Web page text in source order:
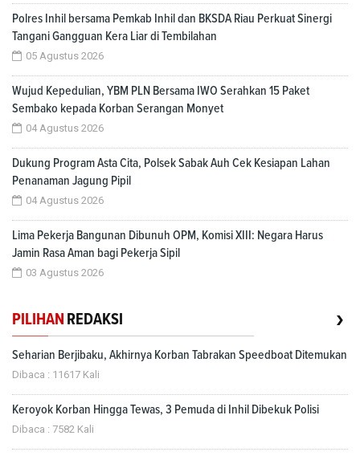
Polres Inhil bersama Pemkab Inhil dan BKSDA Riau Perkuat Sinergi
Tangani Gangguan Kera Liar di Tembilahan
05 Agustus 2026
Wujud Kepedulian, YBM PLN Bersama IWO Serahkan 15 Paket
Sembako kepada Korban Serangan Monyet
04 Agustus 2026
Dukung Program Asta Cita, Polsek Sabak Auh Cek Kesiapan Lahan
Penanaman Jagung Pipil
04 Agustus 2026
Lima Pekerja Bangunan Dibunuh OPM, Komisi XIII: Negara Harus
Jamin Rasa Aman bagi Pekerja Sipil
03 Agustus 2026
PILIHAN REDAKSI ›
Seharian Berjibaku, Akhirnya Korban Tabrakan Speedboat Ditemukan
Dibaca : 11617 Kali
Keroyok Korban Hingga Tewas, 3 Pemuda di Inhil Dibekuk Polisi
Dibaca : 7582 Kali